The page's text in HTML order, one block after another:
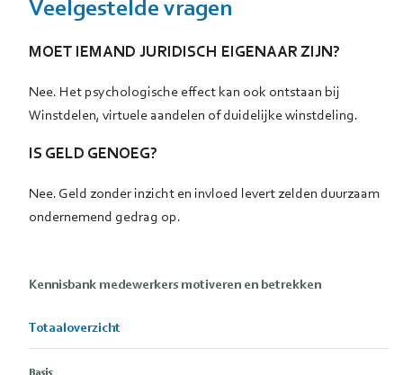
Veelgestelde vragen
MOET IEMAND JURIDISCH EIGENAAR ZIJN?
Nee. Het psychologische effect kan ook ontstaan bij
Winstdelen, virtuele aandelen of duidelijke winstdeling.
IS GELD GENOEG?
Nee. Geld zonder inzicht en invloed levert zelden duurzaam
ondernemend gedrag op.
Kennisbank medewerkers motiveren en betrekken
Totaaloverzicht